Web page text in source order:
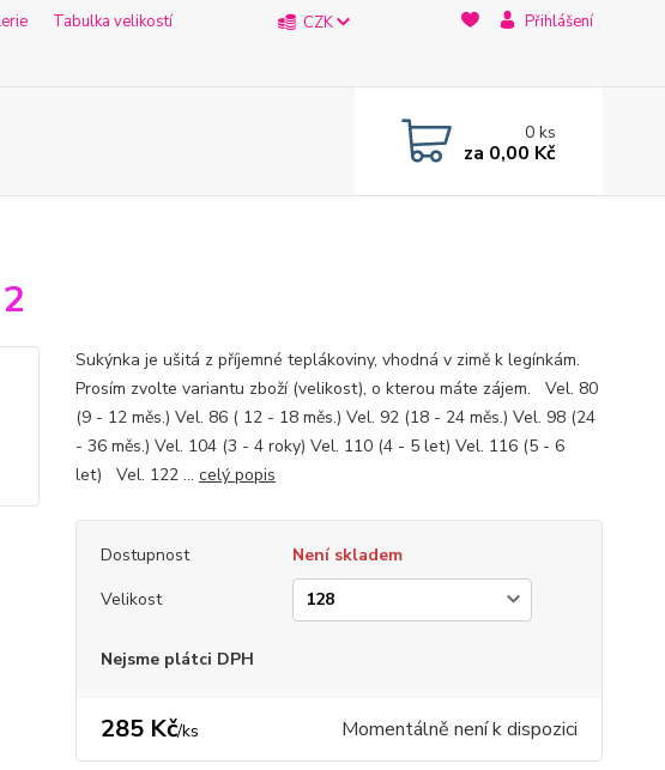
Tabulka velikostí
CZK Přihlášení
0ks
za 0,00 Kč
Sukýnka je ušitá z příjemné teplákoviny, vhodná v zimě k legínkám.
Prosím zvolte variantu zboží (velikost), o kterou máte zájem. Vel. 80
(9 - 12 měs.) Vel. 86 ( 12 - 18 měs.) Vel. 92 (18 - 24 měs.) Vel. 98 (24
- 36 měs.) Vel. 104 (3 - 4 roky) Vel. 110 (4 - 5 let) Vel. 116 (5 - 6
let) Vel. 122 ... celý popis
Dostupnost
Není skladem
Velikost
Nejsme plátci DPH
285 Kč/ks Momentálně není k dispozici